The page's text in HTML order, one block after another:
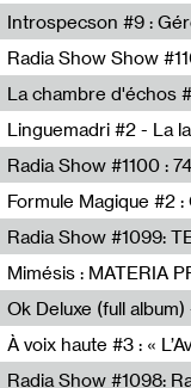
Radio Grenouille
Introspecson #9 :
Pierre Henry,Gérôme
Jimmy
La chambre d'échos
Revue Les
Linguemadri #2 - La
Meris Angioletti
radio x
Formule Magique #2
Nathalie
TEAFM
Francesco
À voix haute #3 : «